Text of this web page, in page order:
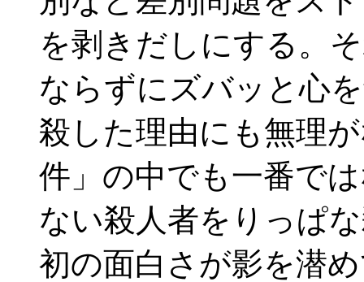
を剥きだしにする。
ならずにズバッと心
殺した理由にも無理
件」の中でも一番で
ない殺人者をりっぱ
初の面白さが影を潜